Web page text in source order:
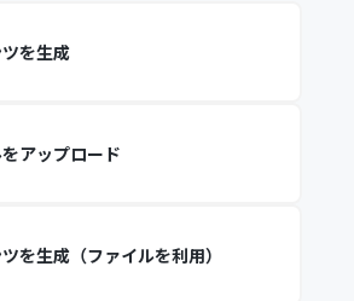
を生成
アップロード
を生成（ファイルを利用）